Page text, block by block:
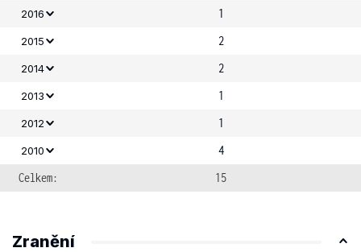
2016 1
2015 2
2014 2
2013 1
2012 1
2010
4
Celkem:
15
Zranění